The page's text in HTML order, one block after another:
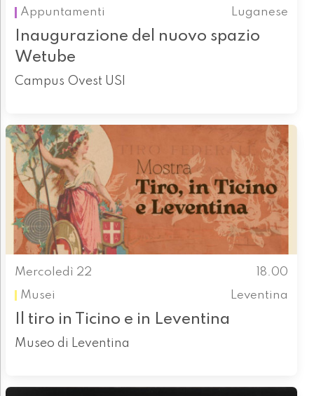
Appuntamenti Luganese
Inaugurazione del nuovo spazio
Wetube
Campus Ovest USI
Mercoledì 22
18.00
Musei
Leventina
Il tiro in Ticino e in Leventina
Museo di Leventina